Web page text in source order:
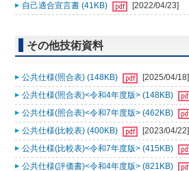
自己適合宣言書 (41KB) [2022/04/23]
その他技術資料
公共仕様(照合表) (148KB)
[2025/04/18]
公共仕様(照合表)<令和4年度版> (148KB)
公共仕様(照合表)<令和7年度版> (462KB)
公共仕様(比較表) (400KB)
[2023/04/22]
公共仕様(比較表)<令和7年度版> (415KB)
公共仕様(評価書)<令和4年度版> (821KB)